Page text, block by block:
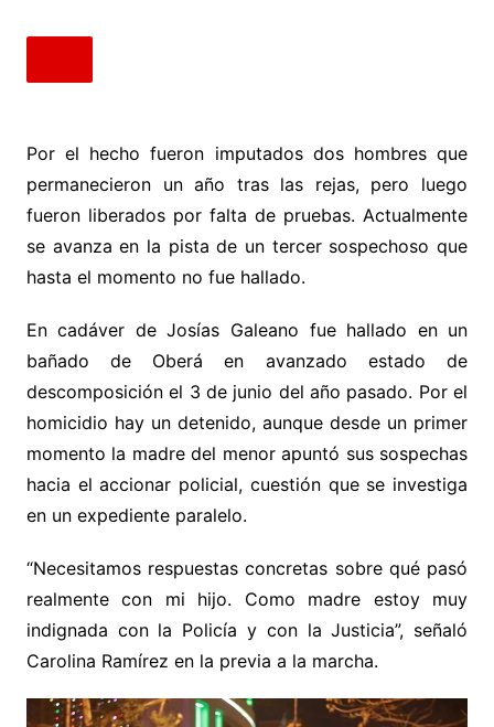
Por el hecho fueron imputados dos hombres que
permanecieron un año tras las rejas, pero luego
fueron liberados por falta de pruebas. Actualmente
se avanza en la pista de un tercer sospechoso que
hasta el momento no fue hallado.
En cadáver de Josías Galeano fue hallado en un
bañado de Oberá en avanzado estado de
descomposición el 3 de junio del año pasado. Por el
homicidio hay un detenido, aunque desde un primer
momento la madre del menor apuntó sus sospechas
hacia el accionar policial, cuestión que se investiga
en un expediente paralelo.
“Necesitamos respuestas concretas sobre qué pasó
realmente con mi hijo. Como madre estoy muy
indignada con la Policía y con la Justicia”, señaló
Carolina Ramírez en la previa a la marcha.